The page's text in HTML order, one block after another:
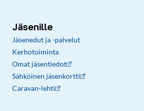
Jäsenille
Jäsenedut ja -palvelut
Kerhotoiminta
Omat jäsentiedot
Sähköinen jäsenkortti
Caravan-lehti